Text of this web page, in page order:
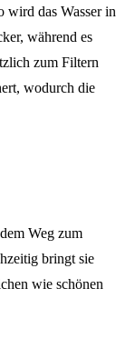
wird das Wasser in
während es
zum Filtern
wodurch die
Weg zum
bringt sie
wie schönen